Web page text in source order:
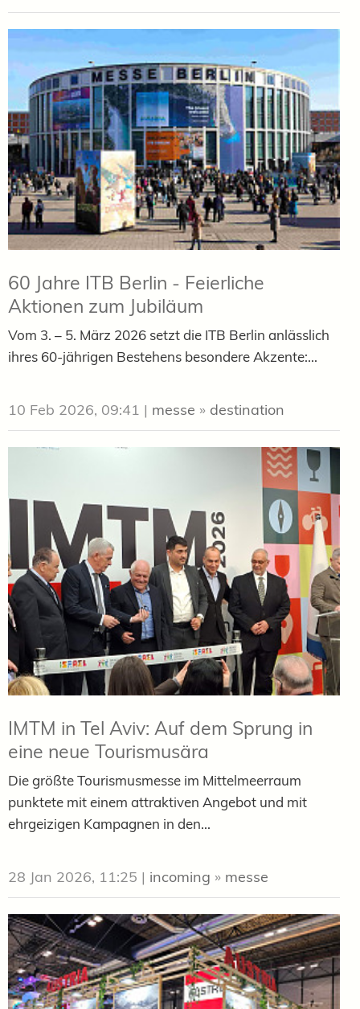
60 Jahre ITB Berlin - Feierliche
Aktionen zum Jubiläum
Vom 3. – 5. März 2026 setzt die ITB Berlin anlässlich
ihres 60-jährigen Bestehens besondere Akzente:...
10 Feb 2026, 09:41 | messe » destination
IMTM in Tel Aviv: Auf dem Sprung in
eine neue Tourismusära
Die größte Tourismusmesse im Mittelmeerraum
punktete mit einem attraktiven Angebot und mit
ehrgeizigen Kampagnen in den...
28 Jan 2026, 11:25 | incoming » messe